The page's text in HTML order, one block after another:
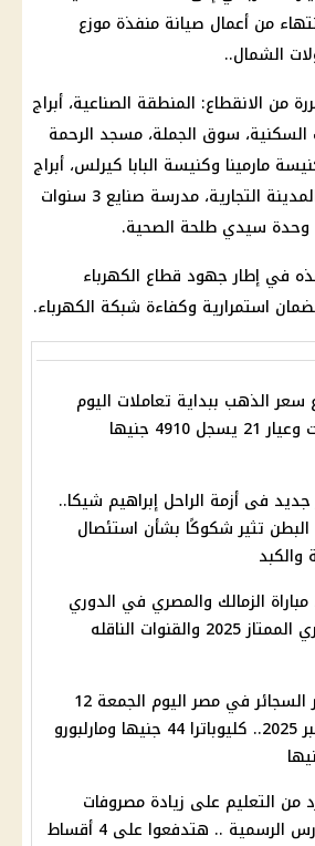
من أعمال صيانة منفذة موزع
الشمال..
من الانقطاع: المنطقة الصناعية، أبراج
السكنية، سوق الجملة، مسجد الرحمة
مارمينا وكنيسة البابا كيرلس، أبراج
مكة، الحي الصناعي، المدينة التجارية، مدرسة صنايع 3 سنوات
وحدة سيدي طلحة الصحية.
في إطار جهود قطاع الكهرباء
استمرارية وكفاءة شبكة الكهرباء.
سعر الذهب ببداية تعاملات اليوم
يسجل 4910 جنيها
فى أزمة الراحل إبراهيم شيكا..
تثير شكوكًا بشأن استئصال
والكبد
الزمالك والمصري في الدوري
2025 والقنوات الناقله
أسعار السجائر في مصر اليوم الجمعة 12
سبتمبر 2025.. كليوباترا 44 جنيها ومارلبورو
من التعليم على زيادة مصروفات
الرسمية .. هتدفعوا على 4 أقساط